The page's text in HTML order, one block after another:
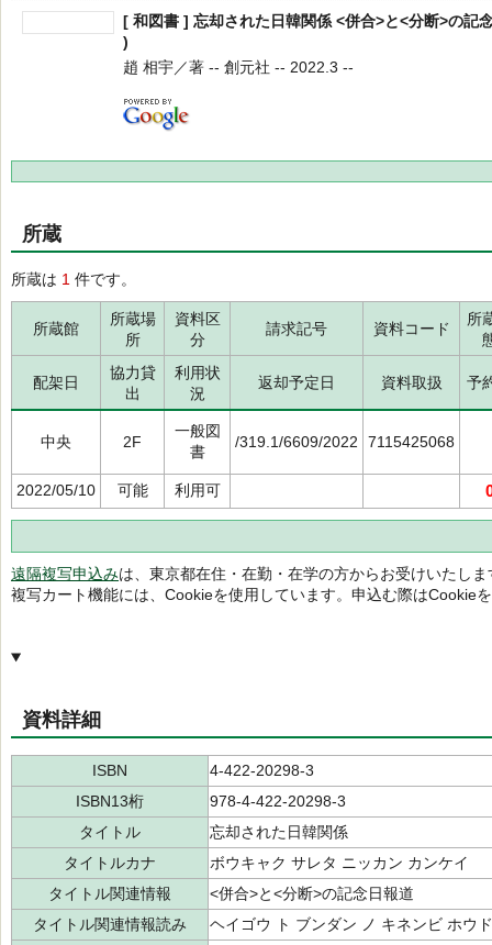
[ 和図書 ] 忘却された日韓関係 <併合>と<分断>の記
)
趙 相宇／著 -- 創元社 -- 2022.3 --
所蔵
所蔵は 1 件です。
所蔵館
所蔵場
所
資料区
分
請求記号 資料コード
所
配架日
協力貸
出
利用状
況
返却予定日 資料取扱 予
中央 2F
一般図
書
/319.1/6609/2022 7115425068
2022/05/10 可能 利用可
遠隔複写申込みは、東京都在住・在勤・在学の方からお受けいたしま
複写カート機能には、Cookieを使用しています。申込む際はCookie
資料詳細
ISBN
4-422-20298-3
ISBN13桁
978-4-422-20298-3
タイトル
忘却された日韓関係
タイトルカナ
ボウキャク サレタ ニッカン カンケイ
タイトル関連情報
<併合>と<分断>の記念日報道
タイトル関連情報読み
ヘイゴウ ト ブンダン ノ キネンビ ホウ